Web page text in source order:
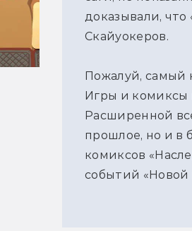
доказывали,
Скайуокеров.
Пожалуй, самый
Игры и комиксы
Расширенной
прошлое, но и в
комиксов
событий «Новой